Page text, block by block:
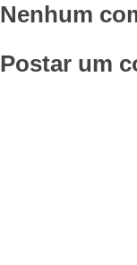
Nenhum
Postar um